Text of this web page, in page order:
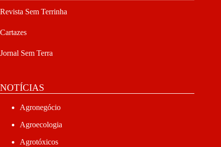
Revista Sem Terrinha
Cartazes
Jornal Sem Terra
NOTÍCIAS
Agronegócio
Agroecologia
Agrotóxicos